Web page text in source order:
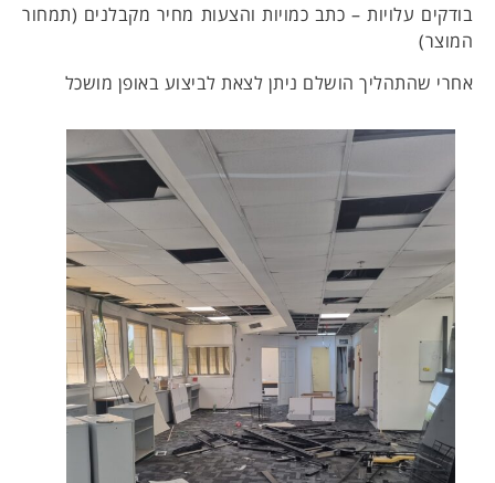
בודקים עלויות – כתב כמויות והצעות מחיר מקבלנים (תמחור
המוצר)
אחרי שהתהליך הושלם ניתן לצאת לביצוע באופן מושכל